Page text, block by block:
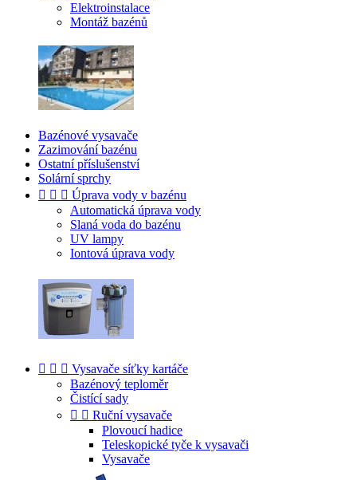
Elektroinstalace
Montáž bazénů
Bazénové vysavače
Zazimování bazénu
Ostatní příslušenství
Solární sprchy
   Úprava vody v bazénu
Automatická úprava vody
Slaná voda do bazénu
UV lampy
Iontová úprava vody
   Vysavače síťky kartáče
Bazénový teploměr
Čistící sady
  Ruční vysavače
Plovoucí hadice
Teleskopické tyče k vysavači
Vysavače